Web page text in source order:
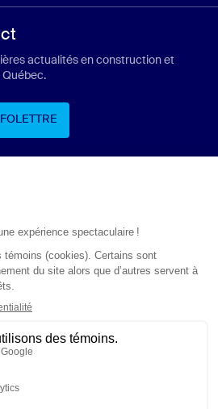
actualités en construction et
Québec.
PERSONNELS